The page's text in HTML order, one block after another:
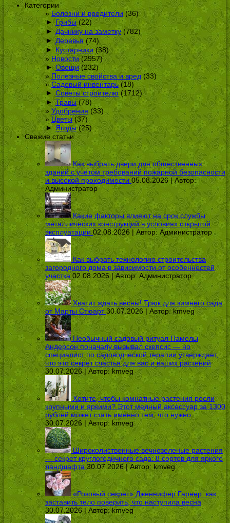
Категории
Болезни и вредители (36)
► Грибы(22)
► Дачнику на заметку(782)
► Деревья (74)
► Кустарники(38)
Новости(2957)
► Овощи(232)
Полезные свойства и вред(33)
Садовый инвентарь(18)
► Советы строителю (1712)
► Травы(78)
Удобрения (33)
Цветы(37)
► Ягоды(25)
Свежие статьи
Как выбрать двери для общественных
зданий с учётом требований пожарной безопасности
и высокой проходимости 05.08.2026 | Автор:
Администратор
Какие факторы влияют на срок службы
металлических конструкций в условиях открытой
эксплуатации 02.08.2026 | Автор: Администратор
Как выбрать технологию строительства
загородного дома в зависимости от особенностей
участка 02.08.2026 | Автор: Администратор
Хватит ждать весны! Трюк для зимнего сада
от Марты Стюарт 30.07.2026 | Автор:kmveg
Необычный садовый ритуал Памелы
Андерсон поначалу вызывал скепсис — но
специалист по садоводческой терапии утверждает,
что это секрет счастья для вас и ваших растений
30.07.2026 | Автор:kmveg
Хотите, чтобы комнатные растения росли
крупными и яркими? Этот медный аксессуар за 1300
рублей может стать именно тем, что нужно
30.07.2026 | Автор: kmveg
Широколиственные вечнозеленые растения
— секрет круглогодичного сада: 8 сортов для яркого
ландшафта 30.07.2026 | Автор: kmveg
«Розовый секрет» Дженнифер Гарнер: как
заставить тело поверить, что наступила весна
30.07.2026 | Автор:kmveg